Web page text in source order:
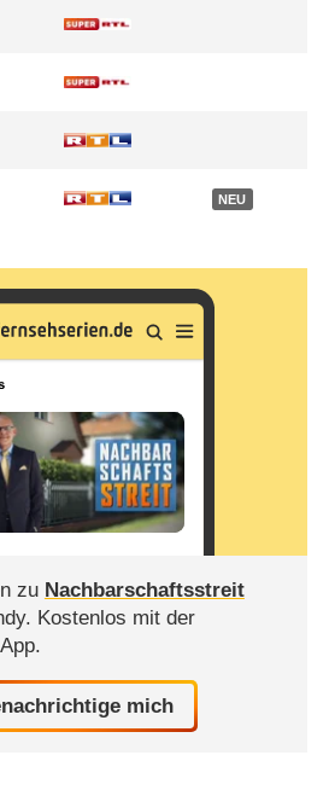
NEU
zu Nachbarschaftsstreit
Kostenlos mit der
mich